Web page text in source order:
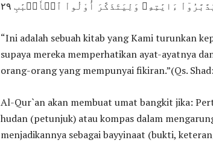
ءَايَٰتِهِۦ وَلِيَتَذَكَّرَ أُوْلُواْ ٱلۡأَلۡبَٰبِ ٢٩
“Ini adalah sebuah kitab yang Kami turunkan
supaya mereka memperhatikan ayat-ayatnya
orang-orang yang mempunyai fikiran.”(Qs.
Al-Qur`an akan membuat umat bangkit jika:
hudan (petunjuk) atau kompas dalam
menjadikannya sebagai bayyinaat (bukti,